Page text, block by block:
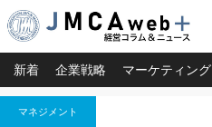
新着 企業戦略 マーケティング
マネジメント